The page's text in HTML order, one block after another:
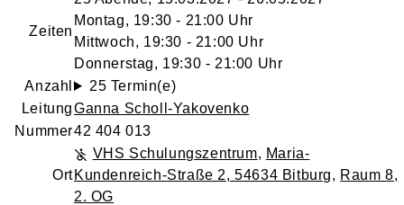
Zeiten
Montag, 19:30 - 21:00 Uhr
Mittwoch, 19:30 - 21:00 Uhr
Donnerstag, 19:30 - 21:00 Uhr
Anzahl
25 Termin(e)
LeitungGanna Scholl-Yakovenko
Nummer42 404 013
Ort
VHS Schulungszentrum, Maria-
Kundenreich-Straße 2, 54634 Bitburg, Raum 8,
2. OG